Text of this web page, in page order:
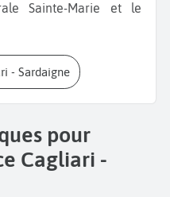
Sainte-Marie et le
- Sardaigne
pour
Cagliari -